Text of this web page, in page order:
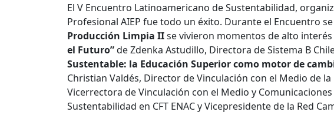
El V Encuentro Latinoamericano de Sustentabilidad,
Profesional AIEP fue todo un éxito. Durante el Encuentro
Producción Limpia IIse vivieron momentos de alto
el Futuro”de Zdenka Astudillo, Directora de Sistema B
Sustentable: la Educación Superior como motor de
Christian Valdés, Director de Vinculación con el Medio de
Vicerrectora de Vinculación con el Medio y
Sustentabilidad en CFT ENAC y Vicepresidente de la Red